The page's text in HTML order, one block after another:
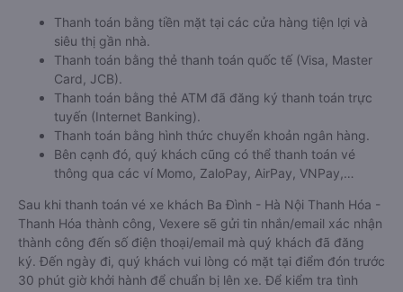
Thanh toán bằng tiền mặt tại các cửa hàng tiện lợi và
siêu thị gần nhà.
Thanh toán bằng thẻ thanh toán quốc tế (Visa, Master
Card, JCB).
Thanh toán bằng thẻ ATM đã đăng ký thanh toán trực
tuyến (Internet Banking).
Thanh toán bằng hình thức chuyển khoản ngân hàng.
Bên cạnh đó, quý khách cũng có thể thanh toán vé
thông qua các ví Momo, ZaloPay, AirPay, VNPay,…
Sau khi thanh toán vé xe khách Ba Đình - Hà Nội Thanh Hóa -
Thanh Hóa thành công, Vexere sẽ gửi tin nhắn/email xác nhận
thành công đến số điện thoại/email mà quý khách đã đăng
ký. Đến ngày đi, quý khách vui lòng có mặt tại điểm đón trước
30 phút giờ khởi hành để chuẩn bị lên xe. Để kiểm tra tình